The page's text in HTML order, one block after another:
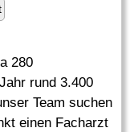
280
rund 3.400
Team suchen
einen Facharzt